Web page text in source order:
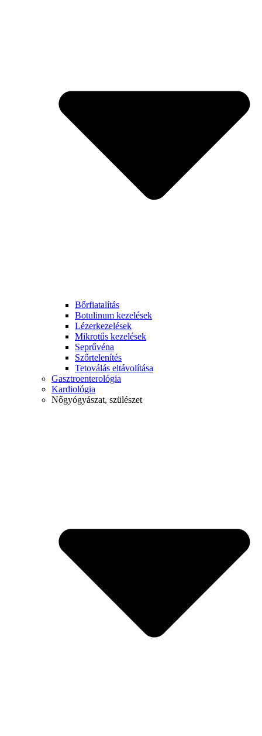
Bőrfiatalítás
Botulinum kezelések
Lézerkezelések
Mikrotűs kezelések
Seprűvéna
Szőrtelenítés
Tetoválás eltávolítása
Gasztroenterológia
Kardiológia
Nőgyógyászat, szülészet